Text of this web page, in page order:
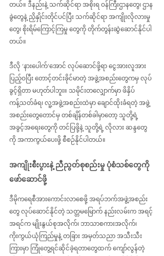
တယ်။ ဒီနည်းနဲ့ သက်ဆိုင်ရာ အစိုးရ ဝန်ကြီးဌာနတွေ၊ ဌာန
ခွဲတွေနဲ့ ညှိနှိုင်းတိုင်ပင်ပြီး သက်ဆိုင်ရာ အကျိုးလိုလားမှု
တွေ၊ စိုးရိမ်ကြောင့်ကြမှု တွေကို တိုက်တွန်းဆွဲဆောင်နိုင်ပါ
တယ်။
ဒီလို ‘နားပေါက်’အောင် လုပ်ဆောင်ဖို့ရာ ငွေအားလူအား
ပြည့်ဝပြီး တောင့်တင်းခိုင်မာတဲ့ အဖွဲ့အစည်းတွေကမှ လုပ်
ခွင့်ရှိတာ မဟုတ်ပါဘူး။ သမိုင်းတလျှောက်မှာ ဖိနှိပ်
ကန့်သတ်ခံရ၊ လူ့အဖွဲ့အစည်းထဲမှာ ချောင်ထိုးခံရတဲ့ အဖွဲ့
အစည်းတွေတောင်မှ တစ်ချိန်တစ်ခါမှာတော့ သူတို့ရဲ့
အခွင့်အရေးတွေကို တင်ပြဖို့နဲ့ သူတို့ရဲ့ လိုလား ဆန္ဒတွေ
ကို အကာကွယ်ပေးဖို့ စီစဉ်နိုင်ပါတယ်။
အကျိုးစီးပွားနဲ့ ညီညွတ်စုစည်းမှု ပုံစံသစ်တွေကို
ဖော်ဆောင်ဖို့
ဒီမိုကရေစီအားကောင်းလာစေဖို့ အရပ်ဘက်အဖွဲ့အစည်း
တွေ လုပ်ဆောင်နိုင်တဲ့ သတ္တမမြောက် နည်းလမ်းက အရင့်
အရင်က မျိုးနွယ်စုအလိုက်၊ ဘာသာစကားအလိုက်၊
ကိုးကွယ်ယုံကြည်မှုနဲ့ တခြား အမှတ်သညာ အသီးသီး
ကြားမှာ ကြုံတွေ့ရင်ဆိုင်ခဲ့ရတာတွေထက် ကျော်လွန်တဲ့